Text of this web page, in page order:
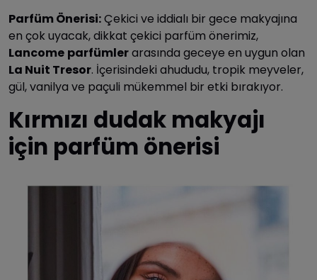
Parfüm Önerisi:Çekici ve iddialı bir gece makyajına
en çok uyacak, dikkat çekici parfüm önerimiz,
Lancome parfümlerarasında geceye en uygun olan
La Nuit Tresor. İçerisindeki ahududu, tropik meyveler,
gül, vanilya ve paçuli mükemmel bir etki bırakıyor.
Kırmızı dudak makyajı
için parfüm önerisi